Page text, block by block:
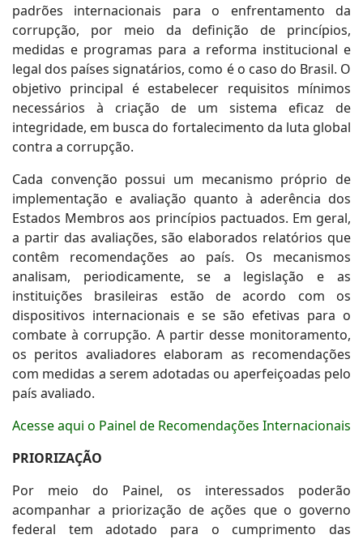
padrões internacionais para o enfrentamento da
corrupção, por meio da definição de princípios,
medidas e programas para a reforma institucional e
legal dos países signatários, como é o caso do Brasil. O
objetivo principal é estabelecer requisitos mínimos
necessários à criação de um sistema eficaz de
integridade, em busca do fortalecimento da luta global
contra a corrupção.
Cada convenção possui um mecanismo próprio de
implementação e avaliação quanto à aderência dos
Estados Membros aos princípios pactuados. Em geral,
a partir das avaliações, são elaborados relatórios que
contêm recomendações ao país. Os mecanismos
analisam, periodicamente, se a legislação e as
instituições brasileiras estão de acordo com os
dispositivos internacionais e se são efetivas para o
combate à corrupção. A partir desse monitoramento,
os peritos avaliadores elaboram as recomendações
com medidas a serem adotadas ou aperfeiçoadas pelo
país avaliado.
Acesse aqui o Painel de Recomendações Internacionais
PRIORIZAÇÃO
Por meio do Painel, os interessados poderão
acompanhar a priorização de ações que o governo
federal tem adotado para o cumprimento das